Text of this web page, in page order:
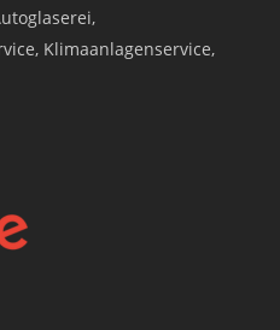
Klimaanlagenservice,